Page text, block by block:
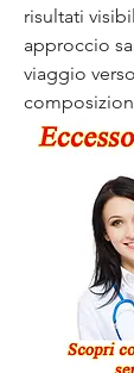
risultati
approccio
viaggio